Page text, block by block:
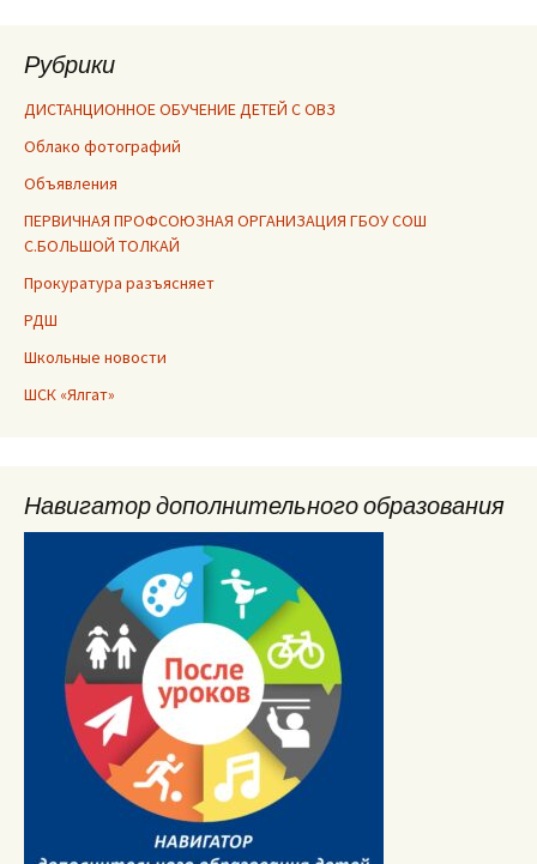
Рубрики
ДИСТАНЦИОННОЕ ОБУЧЕНИЕ ДЕТЕЙ С ОВЗ
Облако фотографий
Объявления
ПЕРВИЧНАЯ ПРОФСОЮЗНАЯ ОРГАНИЗАЦИЯ ГБОУ СОШ
С.БОЛЬШОЙ ТОЛКАЙ
Прокуратура разъясняет
РДШ
Школьные новости
ШСК «Ялгат»
Навигатор дополнительного образования